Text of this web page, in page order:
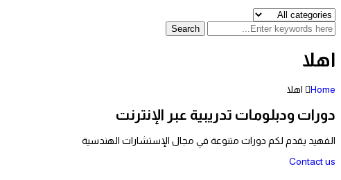
Search
اهلا
Home اهلا
دورات ودبلومات تدريبية عبر الإنترنت
الفهيد يقدم لكم دورات متنوعة في مجال الإستشارات الهندسية
Contact us